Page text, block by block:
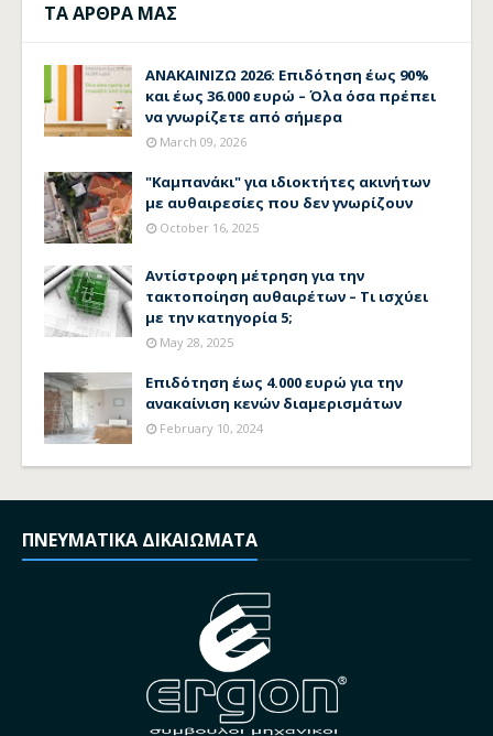
ΤΑ ΑΡΘΡΑ ΜΑΣ
ΑΝΑΚΑΙΝΙΖΩ 2026: Επιδότηση έως 90%
και έως 36.000 ευρώ – Όλα όσα πρέπει
να γνωρίζετε από σήμερα
March 09, 2026
"Καμπανάκι" για ιδιοκτήτες ακινήτων
με αυθαιρεσίες που δεν γνωρίζουν
October 16, 2025
Αντίστροφη μέτρηση για την
τακτοποίηση αυθαιρέτων – Τι ισχύει
με την κατηγορία 5;
May 28, 2025
Επιδότηση έως 4.000 ευρώ για την
ανακαίνιση κενών διαμερισμάτων
February 10, 2024
ΠΝΕΥΜΑΤΙΚΑ ΔΙΚΑΙΩΜΑΤΑ